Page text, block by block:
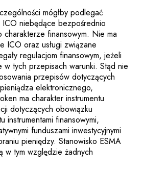
mógłby podlegać
ICO niebędące bezpośrednio
charakterze finansowym. Nie ma
ICO oraz usługi związane
regulacjom finansowym, jeżeli
w tych przepisach warunki. Stąd nie
przepisów dotyczących
elektronicznego,
ma charakter instrumentu
dotyczących obowiązku
instrumentami finansowymi,
funduszami inwestycyjnymi
pieniędzy. Stanowisko ESMA
w tym względzie żadnych